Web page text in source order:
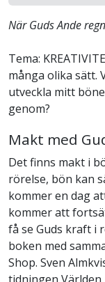
När Guds Ande
Tema:
många olika sätt.
utveckla mitt
genom?
Makt med
Det finns makt i
rörelse, bön kan
kommer en dag
kommer att
få se Guds kraft i
boken med
Shop. Sven